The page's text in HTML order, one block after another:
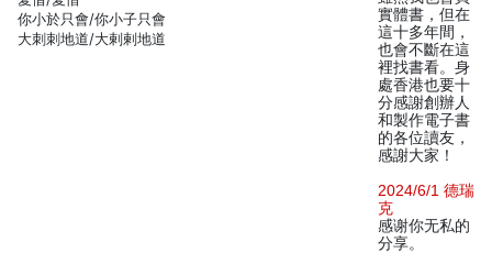
你小於只會/你小子只會
大刺刺地道/大剌剌地道
實體書，但在
這十多年間，
也會不斷在這
裡找書看。身
處香港也要十
分感謝創辦人
和製作電子書
的各位讀友，
感謝大家！
2024/6/1 德瑞
克
感谢你无私的
分享。